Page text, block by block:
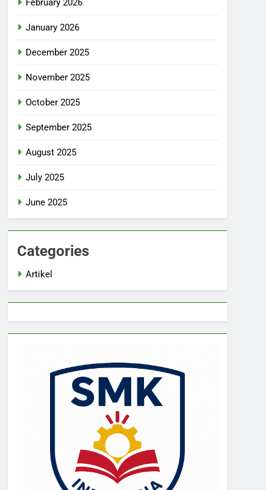
February 2026
January 2026
December 2025
November 2025
October 2025
September 2025
August 2025
July 2025
June 2025
Categories
Artikel